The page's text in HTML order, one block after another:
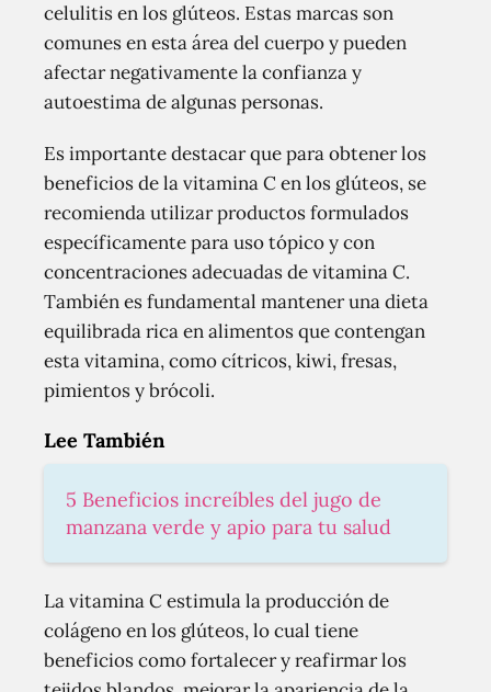
celulitis en los glúteos. Estas marcas son
comunes en esta área del cuerpo y pueden
afectar negativamente la confianza y
autoestima de algunas personas.
Es importante destacar que para obtener los
beneficios de la vitamina C en los glúteos, se
recomienda utilizar productos formulados
específicamente para uso tópico y con
concentraciones adecuadas de vitamina C.
También es fundamental mantener una dieta
equilibrada rica en alimentos que contengan
esta vitamina, como cítricos, kiwi, fresas,
pimientos y brócoli.
Lee También
5 Beneficios increíbles del jugo de
manzana verde y apio para tu salud
La vitamina C estimula la producción de
colágeno en los glúteos, lo cual tiene
beneficios como fortalecer y reafirmar los